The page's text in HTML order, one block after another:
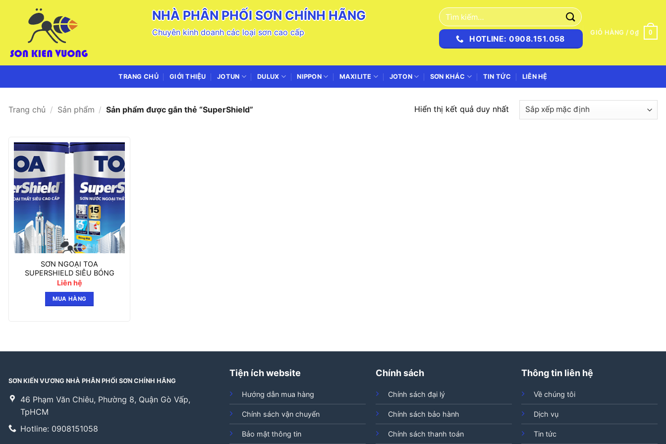
NHÀ PHÂN PHỐI SƠN CHÍNH HÃNG
Chuyên kinh doanh các loại sơn cao cấp
Tìm
kiếm:
HOTLINE: 0908.151.058
GIỎ HÀNG /0₫ 0
TRANG CHỦ GIỚI THIỆU JOTUN DULUX NIPPON MAXILITE JOTON SƠN KHÁC TIN TỨC LIÊN HỆ
Trang chủ / Sản phẩm / Sản phẩm được gắn thẻ “SuperShield” Hiển thị kết quả duy nhất
SƠN NGOẠI TOA
SUPERSHIELD SIÊU BÓNG
Liên hệ
MUA HÀNG
SƠN KIẾN VƯƠNG NHÀ PHÂN PHỐI SƠN CHÍNH HÃNG
46 Phạm Văn Chiêu, Phường 8, Quận Gò Vấp,
TpHCM
Hotline: 0908151058
Tiện ích website
Hướng dẫn mua hàng
Chính sách vận chuyển
Bảo mật thông tin
Chính sách
Chính sách đại lý
Chính sách bảo hành
Chính sách thanh toán
Thông tin liên hệ
Về chúng tôi
Dịch vụ
Tin tức